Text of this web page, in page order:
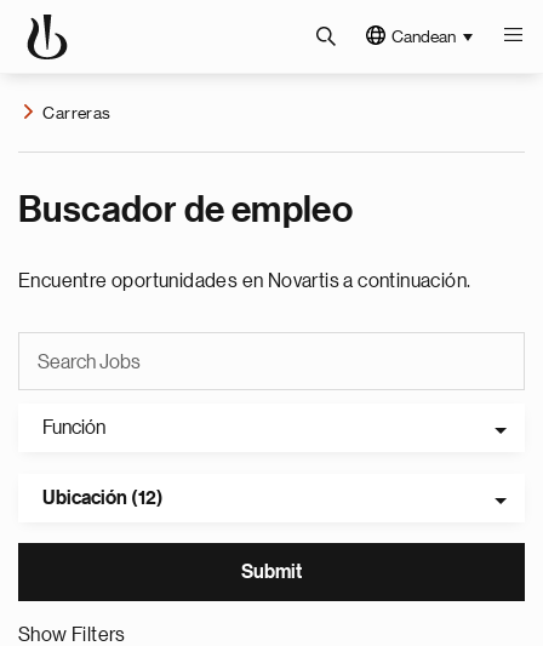
Candean
Carreras
Buscador de empleo
Encuentre oportunidades en Novartis a continuación.
Función
Ubicación (12)
Show Filters